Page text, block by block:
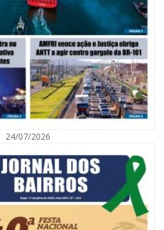
de DIU e Implanon na UBS Municípios
24/07/2026